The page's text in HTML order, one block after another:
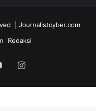
| Journalistcyber.com
Redaksi
YouTubeInstagram